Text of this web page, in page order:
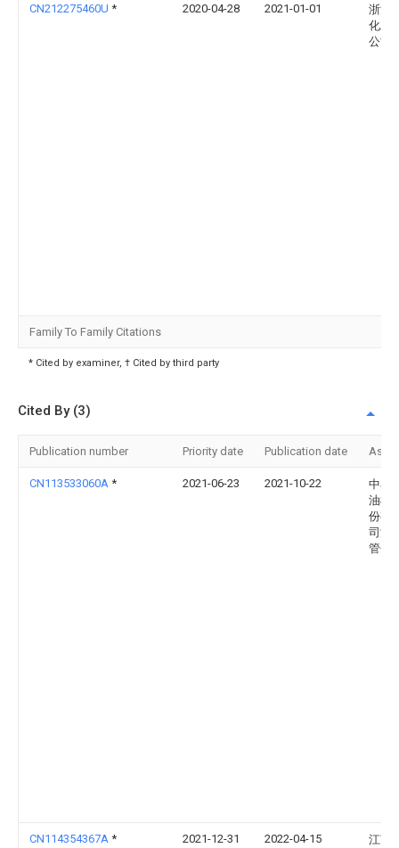
CN212275460U * 2020-04-28 2021-01-01
浙江
化工
公司
Family To Family Citations
* Cited by examiner, † Cited by third party
Cited By (3)
Publication number Priority date Publication date
CN113533060A * 2021-06-23 2021-10-22
中石
油机
份有
司沙
管分
CN114354367A * 2021-12-31 2022-04-15
江苏